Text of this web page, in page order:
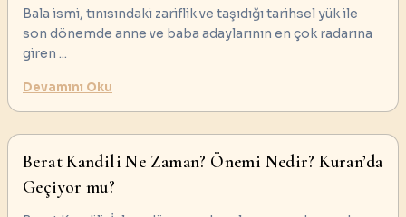
Bala ismi, tınısındaki zariflik ve taşıdığı tarihsel yük ile
son dönemde anne ve baba adaylarının en çok radarına
giren ...
Devamını Oku
Berat Kandili Ne Zaman? Önemi Nedir? Kuran’da
Geçiyor mu?